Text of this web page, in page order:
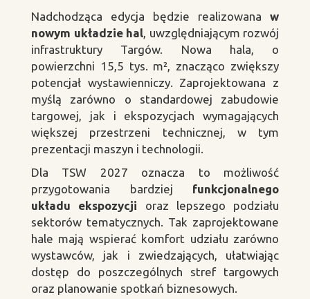
Nadchodząca edycja będzie realizowana w
nowym układzie hal, uwzględniającym rozwój
infrastruktury Targów. Nowa hala, o
powierzchni 15,5 tys. m², znacząco zwiększy
potencjał wystawienniczy. Zaprojektowana z
myślą zarówno o standardowej zabudowie
targowej, jak i ekspozycjach wymagających
większej przestrzeni technicznej, w tym
prezentacji maszyn i technologii.
Dla TSW 2027 oznacza to możliwość
przygotowania bardziej funkcjonalnego
układu ekspozycji oraz lepszego podziału
sektorów tematycznych. Tak zaprojektowane
hale mają wspierać komfort udziału zarówno
wystawców, jak i zwiedzających, ułatwiając
dostęp do poszczególnych stref targowych
oraz planowanie spotkań biznesowych.